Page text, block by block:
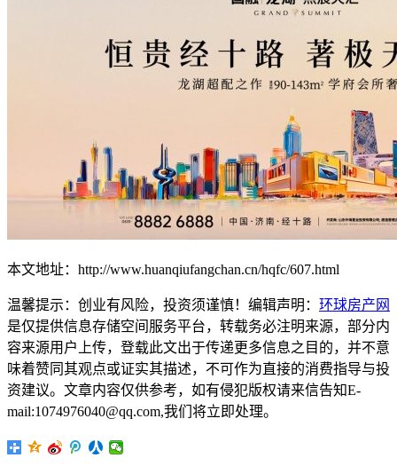
本文地址：http://www.huanqiufangchan.cn/hqfc/607.html
温馨提示：创业有风险，投资须谨慎！编辑声明： 环球房产网
是仅提供信息存储空间服务平台，转载务必注明来源，部分内
容来源用户上传，登载此文出于传递更多信息之目的，并不意
味着赞同其观点或证实其描述，不可作为直接的消费指导与投
资建议。文章内容仅供参考，如有侵犯版权请来信告知E-
mail:1074976040@qq.com,我们将立即处理。